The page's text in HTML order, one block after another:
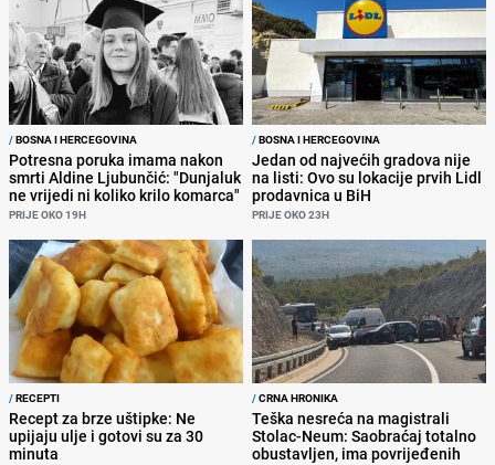
/BOSNA I HERCEGOVINA
Potresna poruka imama nakon
smrti Aldine Ljubunčić: "Dunjaluk
ne vrijedi ni koliko krilo komarca"
PRIJE OKO 19H
/BOSNA I HERCEGOVINA
Jedan od najvećih gradova nije
na listi: Ovo su lokacije prvih Lidl
prodavnica u BiH
PRIJE OKO 23H
/RECEPTI
Recept za brze uštipke: Ne
upijaju ulje i gotovi su za 30
minuta
/CRNA HRONIKA
Teška nesreća na magistrali
Stolac-Neum: Saobraćaj totalno
obustavljen, ima povrijeđenih